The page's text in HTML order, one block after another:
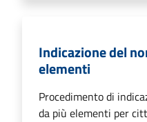
Indicazione del
elementi
Procedimento di
da più elementi per